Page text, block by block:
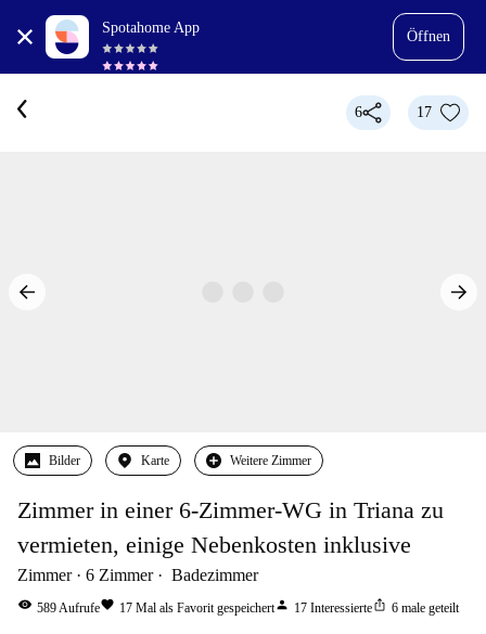
Spotahome App
Öffnen
6 17
Bilder Karte Weitere Zimmer
Zimmer in einer 6-Zimmer-WG in Triana zu
vermieten, einige Nebenkosten inklusive
Zimmer 6 Zimmer Badezimmer
visibility 589Aufrufefavorite 17 Mal als Favorit gespeichertperson 17 Interessierteios_share 6 male geteilt